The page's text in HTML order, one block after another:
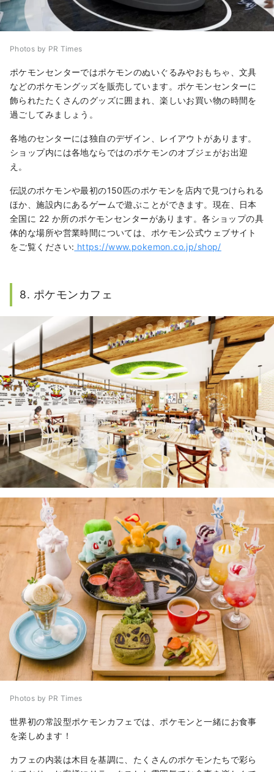
Photos by PR Times
ポケモンセンターではポケモンのぬいぐるみやおもちゃ、文具
などのポケモングッズを販売しています。ポケモンセンターに
飾られたたくさんのグッズに囲まれ、楽しいお買い物の時間を
過ごしてみましょう。
各地のセンターには独自のデザイン、レイアウトがあります。
ショップ内には各地ならではのポケモンのオブジェがお出迎
え。
伝説のポケモンや最初の150匹のポケモンを店内で見つけられる
ほか、施設内にあるゲームで遊ぶことができます。現在、日本
全国に 22 か所のポケモンセンターがあります。各ショップの具
体的な場所や営業時間については、ポケモン公式ウェブサイト
をご覧ください: https://www.pokemon.co.jp/shop/
8. ポケモンカフェ
Photos by PR Times
世界初の常設型ポケモンカフェでは、ポケモンと一緒にお食事
を楽しめます！
カフェの内装は木目を基調に、たくさんのポケモンたちで彩ら